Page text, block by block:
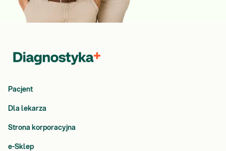
Pacjent
Dla lekarza
Strona korporacyjna
e-Sklep